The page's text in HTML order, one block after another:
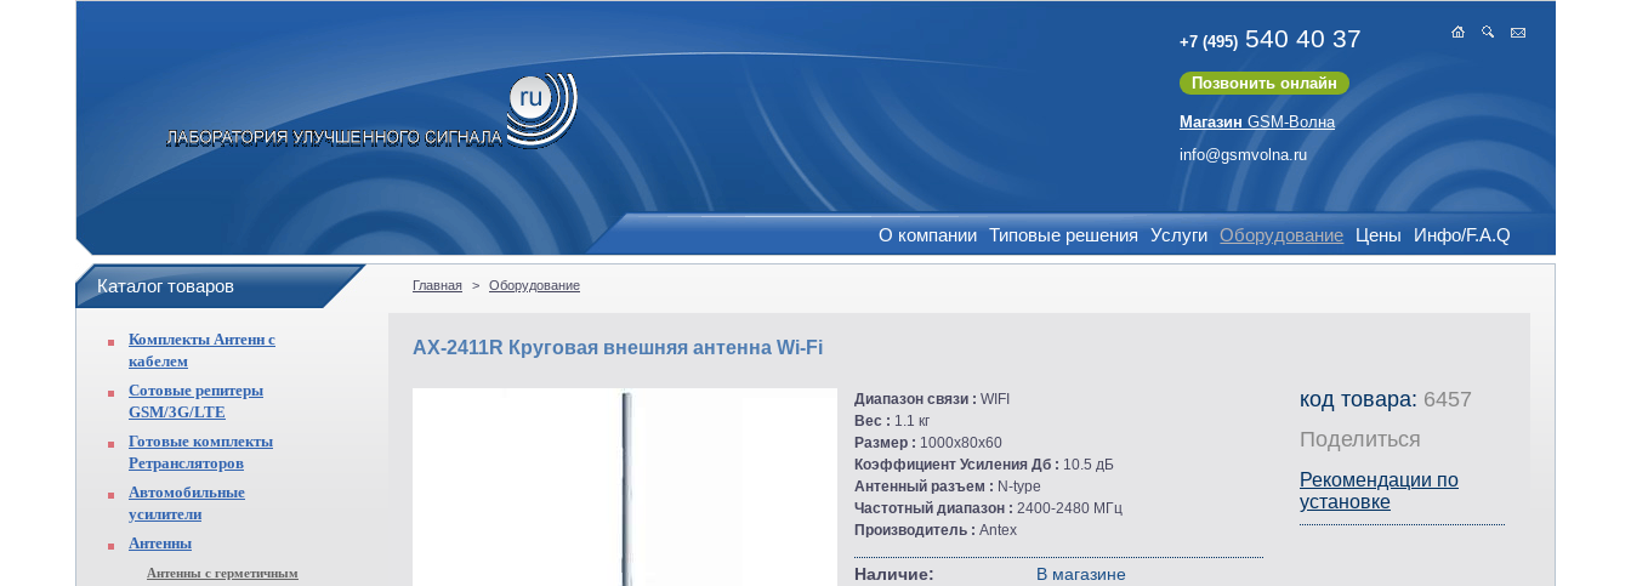
+7 (495) 540 40 37
Позвонить онлайн
Магазин GSM-Волна
info@gsmvolna.ru
О компании Типовые решения Услуги Оборудование Цены Инфо/F.A.Q
Каталог товаров
Комплекты Антенн с
кабелем
Сотовые репитеры
GSM/3G/LTE
Готовые комплекты
Ретрансляторов
Автомобильные
усилители
Антенны
Антенны с герметичным
Главная > Оборудование
AX-2411R Круговая внешняя антенна Wi-Fi
Диапазон связи : WIFI
Вес : 1.1 кг
Размер : 1000x80x60
Коэффициент Усиления Дб : 10.5 дБ
Антенный разъем : N-type
Частотный диапазон : 2400-2480 МГц
Производитель : Antex
Наличие:
В магазине
код товара: 6457
Поделиться
Рекомендации по
установке